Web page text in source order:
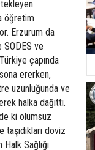
öğretim
Erzurum da
SODES ve
çapında
ererken,
uzunluğunda ve
halka dağıttı.
ki olumsuz
döviz
Sağlığı